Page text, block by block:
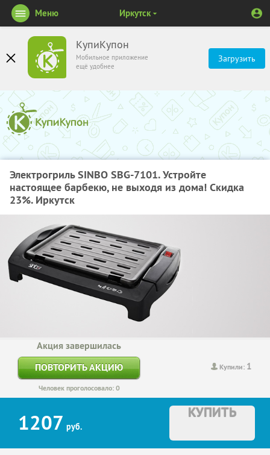
КупиКупон
Мобильное приложение
ещё удобнее
Загрузить
Меню Иркутск
Электрогриль SINBO SBG-7101. Устройте
настоящее барбекю, не выходя из дома! Скидка
23%. Иркутск
Купили: 1
Акция завершилась
ПОВТОРИТЬ АКЦИЮ
Человек проголосовало: 0
1207 руб.
КУПИТЬ